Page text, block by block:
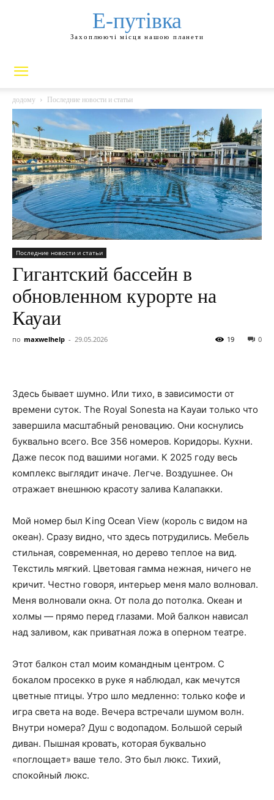
Е-путівка
Захоплюючі місця нашою планети
додому Последние новости и статьи
Последние новости и статьи
Гигантский бассейн в
обновленном курорте на
Кауаи
по maxwelhelp - 29.05.2026 0
19
Здесь бывает шумно. Или тихо, в зависимости от
времени суток. The Royal Sonesta на Кауаи только что
завершила масштабный реновацию. Они коснулись
буквально всего. Все 356 номеров. Коридоры. Кухни.
Даже песок под вашими ногами. К 2025 году весь
комплекс выглядит иначе. Легче. Воздушнее. Он
отражает внешнюю красоту залива Калапакки.
Мой номер был King Ocean View (король с видом на
океан). Сразу видно, что здесь потрудились. Мебель
стильная, современная, но дерево теплое на вид.
Текстиль мягкий. Цветовая гамма нежная, ничего не
кричит. Честно говоря, интерьер меня мало волновал.
Меня волновали окна. От пола до потолка. Океан и
холмы — прямо перед глазами. Мой балкон нависал
над заливом, как приватная ложа в оперном театре.
Этот балкон стал моим командным центром. С
бокалом просекко в руке я наблюдал, как мечутся
цветные птицы. Утро шло медленно: только кофе и
игра света на воде. Вечера встречали шумом волн.
Внутри номера? Душ с водопадом. Большой серый
диван. Пышная кровать, которая буквально
«поглощает» ваше тело. Это был люкс. Тихий,
спокойный люкс.